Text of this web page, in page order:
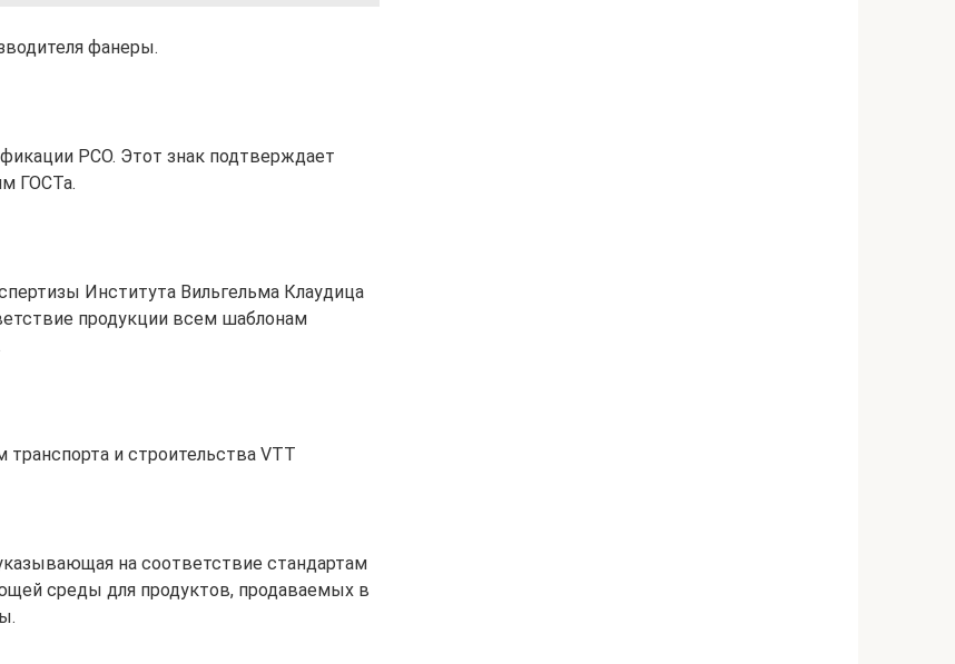
фанеры.
РСО. Этот знак подтверждает
ГОСТа.
Института Вильгельма Клаудица
продукции всем шаблонам
и строительства VTT
на соответствие стандартам
среды для продуктов, продаваемых в